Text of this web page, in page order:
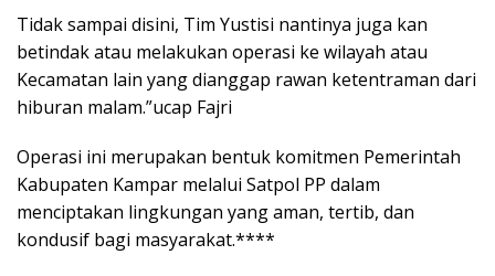
Tidak sampai disini, Tim Yustisi nantinya juga kan
betindak atau melakukan operasi ke wilayah atau
Kecamatan lain yang dianggap rawan ketentraman dari
hiburan malam.”ucap Fajri
Operasi ini merupakan bentuk komitmen Pemerintah
Kabupaten Kampar melalui Satpol PP dalam
menciptakan lingkungan yang aman, tertib, dan
kondusif bagi masyarakat.****